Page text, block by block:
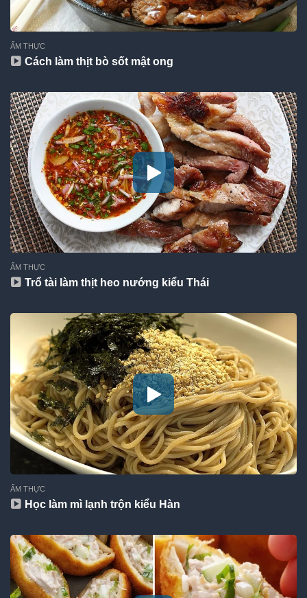
ẨM THỰC
Cách làm thịt bò sốt mật ong
ẨM THỰC
Trổ tài làm thịt heo nướng kiểu Thái
ẨM THỰC
Học làm mì lạnh trộn kiểu Hàn